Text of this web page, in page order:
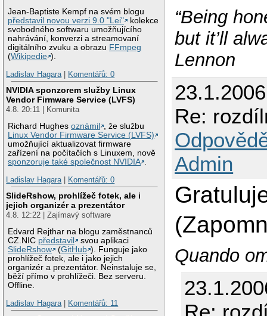
Jean-Baptiste Kempf na svém blogu
představil novou verzi 9.0 "Lei"
kolekce
svobodného softwaru umožňujícího
nahrávání, konverzi a streamovaní
digitálního zvuku a obrazu FFmpeg
(Wikipedie ).
Ladislav Hagara| Komentářů: 0
NVIDIA sponzorem služby Linux
Vendor Firmware Service (LVFS)
4.8. 20:11 | Komunita
Richard Hughesoznámil
, že službu
Linux Vendor Firmware Service (LVFS)
umožňující aktualizovat firmware
zařízení na počítačích s Linuxem, nově
sponzoruje také společnost NVIDIA .
Ladislav Hagara| Komentářů: 0
SlideRshow, prohlížeč fotek, ale i
jejich organizér a prezentátor
4.8. 12:22 | Zajímavý software
Edvard Rejthar na blogu zaměstnanců
CZ.NIC představil
svou aplikaci
SlideRshow
(GitHub ). Funguje jako
prohlížeč fotek, ale i jako jejich
organizér a prezentátor. Neinstaluje se,
běží přímo v prohlížeči. Bez serveru.
Offline.
Ladislav Hagara| Komentářů: 11
“Being
but it’ll
Lennon
Re:
Admin
Quando